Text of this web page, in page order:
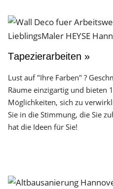
Tapezierarbeiten »
Lust auf "Ihre Farben" ?
Räume einzigartig und bieten
Möglichkeiten, sich zu
Sie in die Stimmung, die Sie
hat die Ideen für Sie!